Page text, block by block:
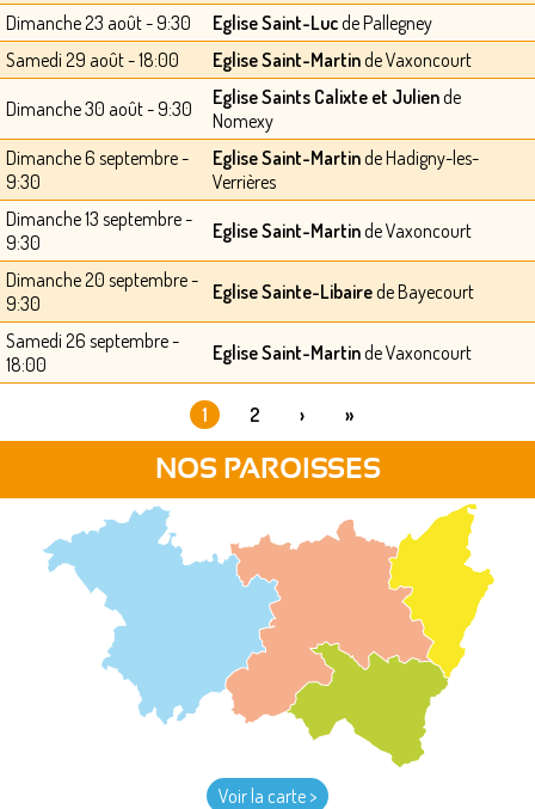
Dimanche 23 août - 9:30
Eglise Saint-Lucde Pallegney
Samedi 29 août - 18:00
Eglise Saint-Martinde Vaxoncourt
Dimanche 30 août - 9:30 Eglise Saints Calixte et Juliende
Nomexy
Dimanche 6 septembre -
9:30
Eglise Saint-Martinde Hadigny-les-
Verrières
Dimanche 13 septembre -
9:30
Eglise Saint-Martinde Vaxoncourt
Dimanche 20 septembre -
9:30
Eglise Sainte-Libairede Bayecourt
Samedi 26 septembre -
18:00
Eglise Saint-Martinde Vaxoncourt
1 2 › »
NOS PAROISSES
Voir la carte >